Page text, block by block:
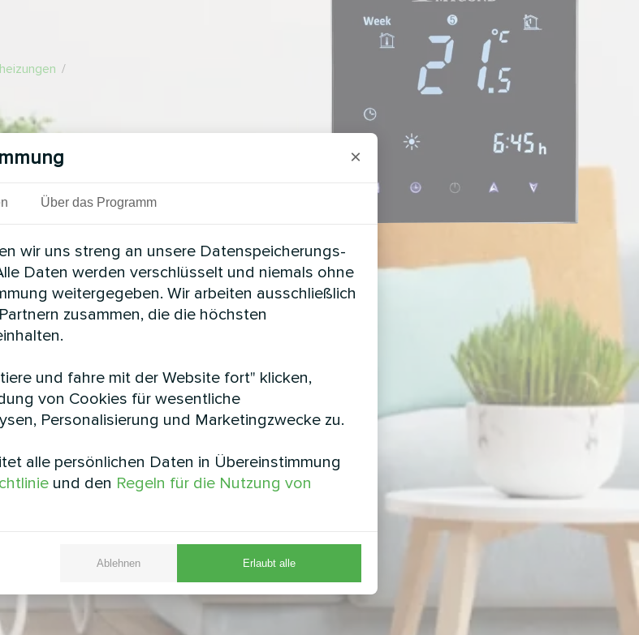
/
auch in
oder
für jedes
×
Über das Programm
wir uns streng an unsere Datenspeicherungs-
Daten werden verschlüsselt und niemals ohne
weitergegeben. Wir arbeiten ausschließlich
zusammen, die die höchsten
und fahre mit der Website fort" klicken,
von Cookies für wesentliche
Personalisierung und Marketingzwecke zu.
alle persönlichen Daten in Übereinstimmung
und den Regeln für die Nutzung von
Ablehnen Erlaubt alle